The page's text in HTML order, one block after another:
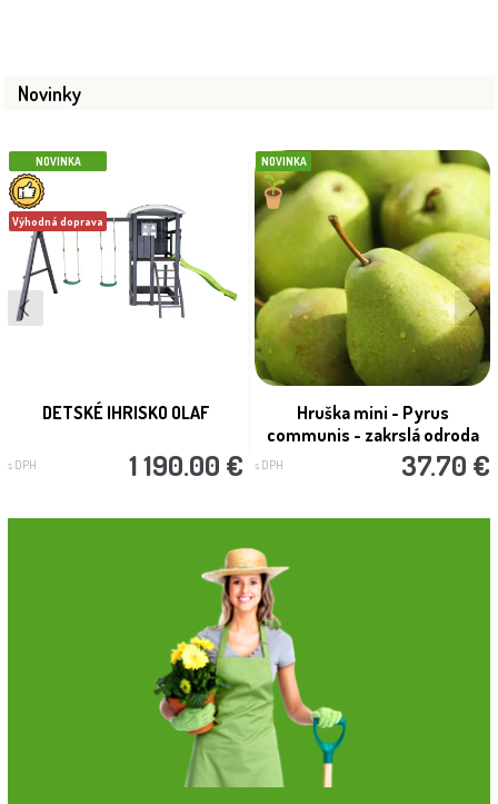
Novinky
NOVINKA
Výhodná doprava
DETSKÉ IHRISKO OLAF
s DPH 1 190.00 €
NOVINKA
Hruška mini - Pyrus
communis - zakrslá odroda
s DPH 37.70 €